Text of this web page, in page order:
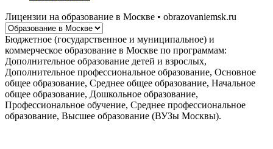
Лицензии на образование в Москве • obrazovaniemsk.ru
Бюджетное (государственное и муниципальное) и
коммерческое образование в Москве по программам:
Дополнительное образование детей и взрослых,
Дополнительное профессиональное образование, Основное
общее образование, Среднее общее образование, Начальное
общее образование, Дошкольное образование,
Профессиональное обучение, Среднее профессиональное
образование, Высшее образование (ВУЗы Москвы).